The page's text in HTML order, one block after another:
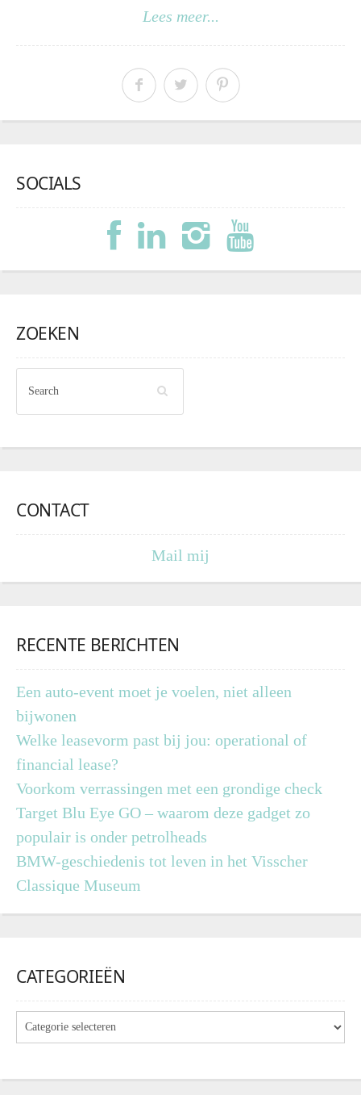
Lees meer...
SOCIALS
ZOEKEN
CONTACT
Mail mij
RECENTE BERICHTEN
Een auto-event moet je voelen, niet alleen
bijwonen
Welke leasevorm past bij jou: operational of
financial lease?
Voorkom verrassingen met een grondige check
Target Blu Eye GO – waarom deze gadget zo
populair is onder petrolheads
BMW-geschiedenis tot leven in het Visscher
Classique Museum
CATEGORIEËN